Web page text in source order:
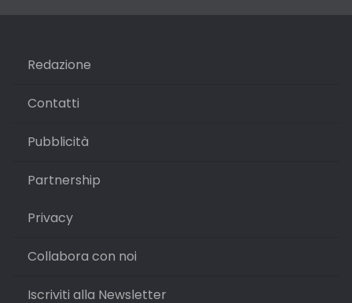
Redazione
Contatti
Pubblicità
Partnership
Privacy
Collabora con noi
Iscriviti alla Newsletter